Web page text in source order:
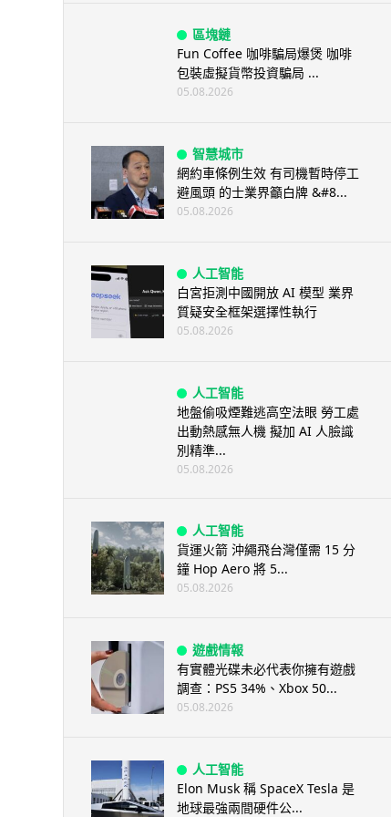
區塊鏈
Fun Coffee 咖啡騙局爆煲 咖啡
包裝虛擬貨幣投資騙局 ...
05.08.2026
智慧城市
網約車條例生效 有司機暫時停工
避風頭 的士業界籲白牌 &#8...
05.08.2026
人工智能
白宮拒測中國開放 AI 模型 業界
質疑安全框架選擇性執行
05.08.2026
人工智能
地盤偷吸煙難逃高空法眼 勞工處
出動熱感無人機 擬加 AI 人臉識
別精準...
05.08.2026
人工智能
貨運火箭 沖繩飛台灣僅需 15 分
鐘 Hop Aero 將 5...
05.08.2026
遊戲情報
有實體光碟未必代表你擁有遊戲
調查：PS5 34%、Xbox 50...
05.08.2026
人工智能
Elon Musk 稱 SpaceX Tesla 是
地球最強兩間硬件公...